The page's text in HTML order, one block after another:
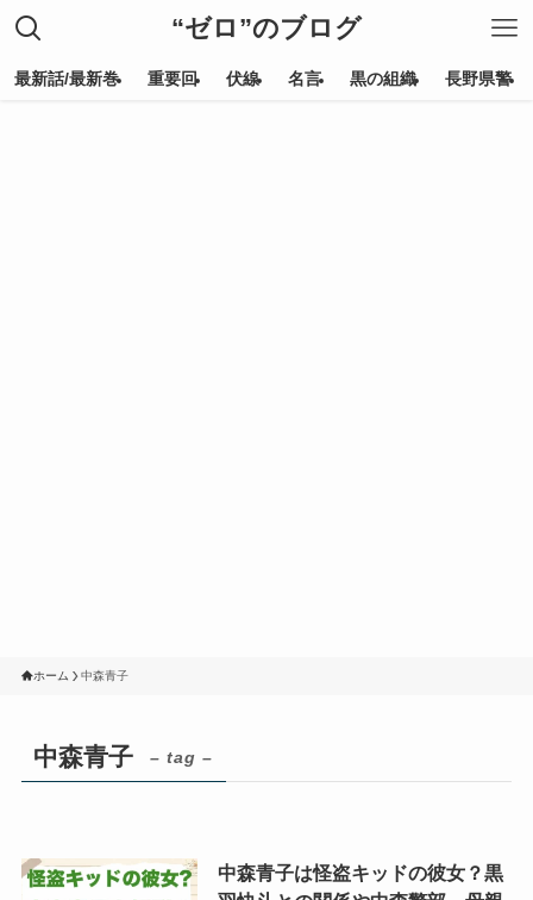
“ゼロ”のブログ
最新話/最新巻 重要回 伏線 名言 黒の組織 長野県警
ホーム 中森青子
中森青子 – tag –
中森青子は怪盗キッドの彼女？黒